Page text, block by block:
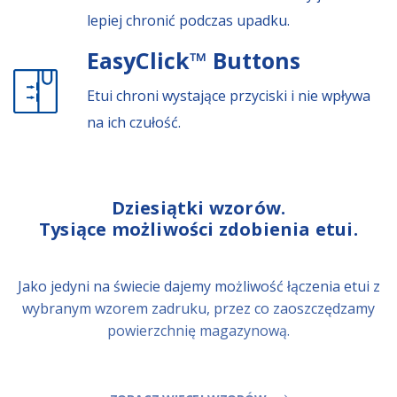
lepiej chronić podczas upadku.
EasyClick™ Buttons
Etui chroni wystające przyciski i nie wpływa
na ich czułość.
Dziesiątki wzorów.
Tysiące możliwości zdobienia etui.
Jako jedyni na świecie dajemy możliwość łączenia etui z
wybranym wzorem zadruku, przez co zaoszczędzamy
powierzchnię magazynową.